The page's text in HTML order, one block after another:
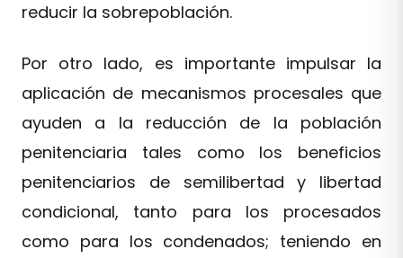
reducir la sobrepoblación.
Por otro lado, es importante impulsar la
aplicación de mecanismos procesales que
ayuden a la reducción de la población
penitenciaria tales como los beneficios
penitenciarios de semilibertad y libertad
condicional, tanto para los procesados
como para los condenados; teniendo en